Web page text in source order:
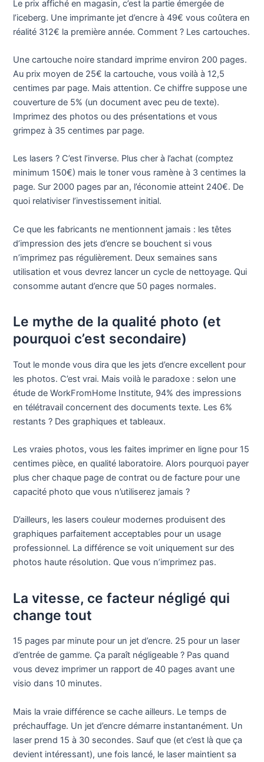
Le prix affiché en magasin, c’est la partie émergée de
l’iceberg. Une imprimante jet d’encre à 49€ vous coûtera en
réalité 312€ la première année. Comment ? Les cartouches.
Une cartouche noire standard imprime environ 200 pages.
Au prix moyen de 25€ la cartouche, vous voilà à 12,5
centimes par page. Mais attention. Ce chiffre suppose une
couverture de 5% (un document avec peu de texte).
Imprimez des photos ou des présentations et vous
grimpez à 35 centimes par page.
Les lasers ? C’est l’inverse. Plus cher à l’achat (comptez
minimum 150€) mais le toner vous ramène à 3 centimes la
page. Sur 2000 pages par an, l’économie atteint 240€. De
quoi relativiser l’investissement initial.
Ce que les fabricants ne mentionnent jamais : les têtes
d’impression des jets d’encre se bouchent si vous
n’imprimez pas régulièrement. Deux semaines sans
utilisation et vous devrez lancer un cycle de nettoyage. Qui
consomme autant d’encre que 50 pages normales.
Le mythe de la qualité photo (et
pourquoi c’est secondaire)
Tout le monde vous dira que les jets d’encre excellent pour
les photos. C’est vrai. Mais voilà le paradoxe : selon une
étude de WorkFromHome Institute, 94% des impressions
en télétravail concernent des documents texte. Les 6%
restants ? Des graphiques et tableaux.
Les vraies photos, vous les faites imprimer en ligne pour 15
centimes pièce, en qualité laboratoire. Alors pourquoi payer
plus cher chaque page de contrat ou de facture pour une
capacité photo que vous n’utiliserez jamais ?
D’ailleurs, les lasers couleur modernes produisent des
graphiques parfaitement acceptables pour un usage
professionnel. La différence se voit uniquement sur des
photos haute résolution. Que vous n’imprimez pas.
La vitesse, ce facteur négligé qui
change tout
15 pages par minute pour un jet d’encre. 25 pour un laser
d’entrée de gamme. Ça paraît négligeable ? Pas quand
vous devez imprimer un rapport de 40 pages avant une
visio dans 10 minutes.
Mais la vraie différence se cache ailleurs. Le temps de
préchauffage. Un jet d’encre démarre instantanément. Un
laser prend 15 à 30 secondes. Sauf que (et c’est là que ça
devient intéressant), une fois lancé, le laser maintient sa